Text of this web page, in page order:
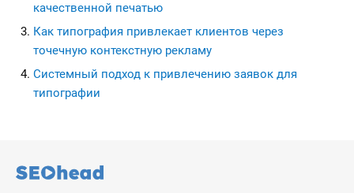
качественной печатью
Как типография привлекает клиентов через
точечную контекстную рекламу
Системный подход к привлечению заявок для
типографии